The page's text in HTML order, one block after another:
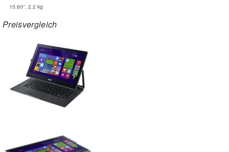
15.60", 2.2 kg
Preisvergleich